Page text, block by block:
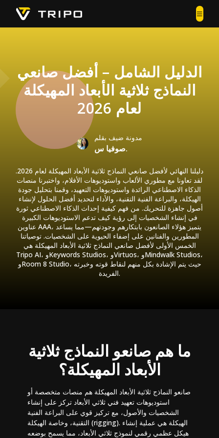
الدليل الشامل – أفضل صانعي
النماذج ثلاثية الأبعاد المهيكلة
لعام 2026
مدونة ضيف بقلم
صوفيا س.
دليلنا النهائي لأفضل صانعي النماذج ثلاثية الأبعاد المهيكلة لعام 2026.
لقد تعاونا مع مطوري الألعاب واستوديوهات الأفلام، واختبرنا منصات
الذكاء الاصطناعي الرائدة واستوديوهات التعهيد، وقمنا بتحليل جودة
الهيكلة، والبراعة الفنية التقنية، والأداء لتحديد أفضل الحلول لإنشاء
أصول جاهزة للتحريك. من فهم كيفية إحداث الذكاء الاصطناعي ثورة
في إنشاء الشخصيات إلى رؤية كيف تدعم الاستوديوهات الكبيرة
عناوين AAA، يتميز هؤلاء الصانعون بابتكارهم وجودتهم—مما يساعد
المطورين والفنانين على إضفاء الحيوية على الشخصيات. توصياتنا
الخمس الأولى لأفضل صانعي النماذج ثلاثية الأبعاد المهيكلة هي
Tripo AI، وKeywords Studios، وVirtuos، وMindwalk Studios،
وRoom 8 Studio، حيث يتم الإشادة بكل منهم لنقاط قوته وخبرته
الفريدة.
ما هم صانعو النماذج ثلاثية
الأبعاد المهيكلة؟
صانعو النماذج ثلاثية الأبعاد المهيكلة هم منصات متخصصة أو
استوديوهات تعهيد فني ثلاثي الأبعاد تركز على إنشاء
الشخصيات والأصول، مع تركيز قوي على البراعة الفنية
التقنية، وخاصة الهيكلة (rigging). الهيكلة هي عملية إنشاء
هيكل عظمي رقمي لنموذج ثلاثي الأبعاد، مما يسمح بوضعه